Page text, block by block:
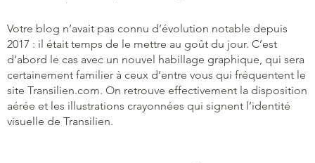
Votre blog n’avait pas connu d’évolution notable depuis
2017 : il était temps de le mettre au goût du jour. C’est
d’abord le cas avec un nouvel habillage graphique, qui sera
certainement familier à ceux d’entre vous qui fréquentent le
site Transilien.com. On retrouve effectivement la disposition
aérée et les illustrations crayonnées qui signent l’identité
visuelle de Transilien.